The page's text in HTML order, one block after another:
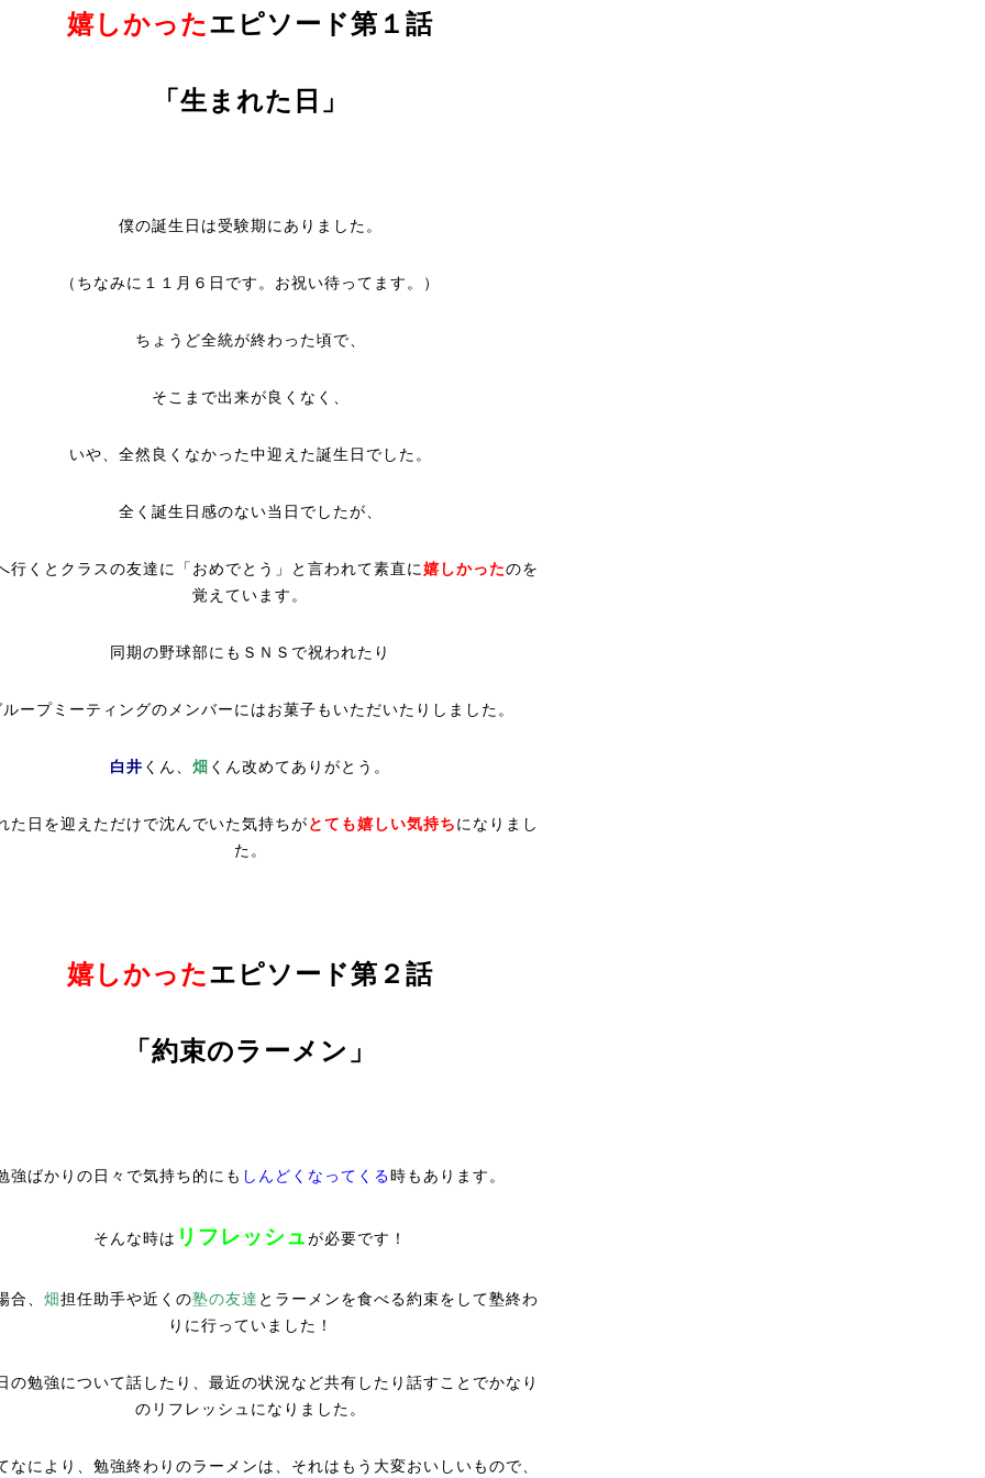
嬉しかったエピソード第１話
「生まれた日」
僕の誕生日は受験期にありました。
（ちなみに１１月６日です。お祝い待ってます。）
ちょうど全統が終わった頃で、
そこまで出来が良くなく、
いや、全然良くなかった中迎えた誕生日でした。
全く誕生日感のない当日でしたが、
行くとクラスの友達に「おめでとう」と言われて素直に嬉しかったのを
覚えています。
同期の野球部にもＳＮＳで祝われたり
ループミーティングのメンバーにはお菓子もいただいたりしました。
白井 くん、 畑 くん改めてありがとう。
た日を迎えただけで沈んでいた気持ちがとても嬉しい気持ちになりまし
た。
嬉しかったエピソード第２話
「約束のラーメン」
強ばかりの日々で気持ち的にも しんどくなってくる時もあります。
そんな時は リフレッシュが必要です！
合、 畑担任助手や近くの塾の友達 とラーメンを食べる約束をして塾終わ
りに行っていました！
の勉強について話したり、最近の状況など共有したり話すことでかなり
のリフレッシュになりました。
なにより、勉強終わりのラーメンは、それはもう大変おいしいもので、